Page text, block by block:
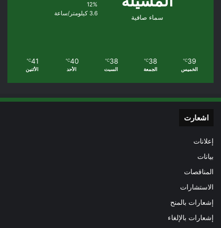
سماء صافية
12%
3.6 كيلومتر/ساعة
39
℃
الخميس
38
℃
الجمعة
38
℃
السبت
40
℃
الأحد
41
℃
الأثنين
اشعارت
إعلانات
بيانات
المناقصات
الاستشارات
إشعارات بالمنح
إشعارات بالإلغاء